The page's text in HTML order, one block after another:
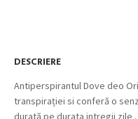
DESCRIERE
Antiperspirantul Dove deo
transpirației si conferă o
durată pe durata intregii zile .